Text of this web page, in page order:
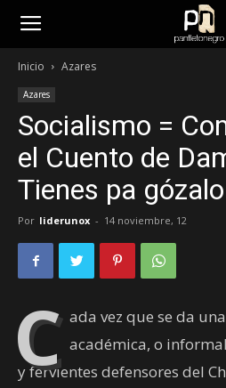
panfletonegro
Inicio Azares
Azares
Socialismo =
el Cuento de
Tienes pa
Por liderunox - 14 noviembre, 12
C ada vez que se da
académica, o
y fervientes defensores del